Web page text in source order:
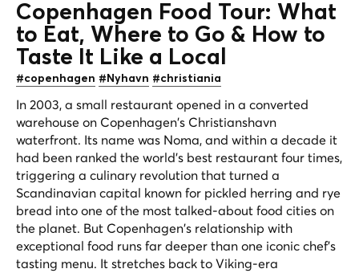
Copenhagen Food Tour: What
to Eat, Where to Go & How to
Taste It Like a Local
#copenhagen #Nyhavn #christiania
In 2003, a small restaurant opened in a converted
warehouse on Copenhagen's Christianshavn
waterfront. Its name was Noma, and within a decade it
had been ranked the world's best restaurant four times,
triggering a culinary revolution that turned a
Scandinavian capital known for pickled herring and rye
bread into one of the most talked-about food cities on
the planet. But Copenhagen's relationship with
exceptional food runs far deeper than one iconic chef's
tasting menu. It stretches back to Viking-era